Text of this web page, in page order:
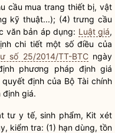
cầu mua trang thiết bị, vật
kỹ thuật...); (4) trưng cầu
văn bản áp dụng: Luật giá,
chi tiết một số điều của
số 25/2014/TT-BTCngày
phương pháp định giá
định của Bộ Tài chính
định giá.
tư y tế, sinh phẩm, Kit xét
kiểm tra: (1) hạn dùng, tồn